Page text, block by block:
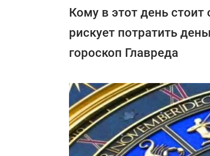
Кому в этот день стоит
рискует потратить
гороскоп Главреда